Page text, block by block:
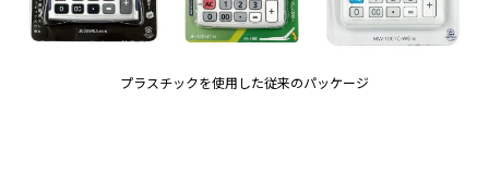
プラスチックを使用した従来のパッケージ